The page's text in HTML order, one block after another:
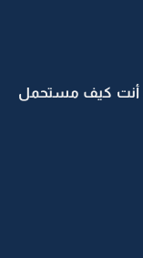
أنت كيف مستحمل